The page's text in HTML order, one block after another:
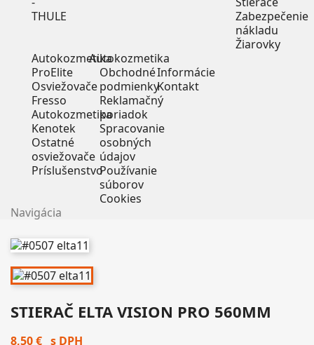
Zabezpečenie
nákladu
Žiarovky
Autokozmetika
Autokozmetika
ProElite
Osviežovače
Fresso
Autokozmetika
Kenotek
Ostatné
osviežovače
Príslušenstvo
Informácie
Obchodné
podmienky
Reklamačný
poriadok
Spracovanie
osobných
údajov
Používanie
súborov
Cookies
Kontakt
Navigácia
STIERAČ ELTA VISION PRO 560MM
8,50 € s DPH